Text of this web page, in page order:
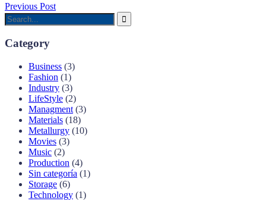
Previous Post
Category
Business (3)
Fashion (1)
Industry (3)
LifeStyle (2)
Managment (3)
Materials (18)
Metallurgy (10)
Movies (3)
Music (2)
Production (4)
Sin categoría (1)
Storage (6)
Technology (1)